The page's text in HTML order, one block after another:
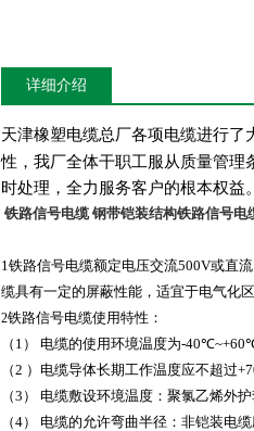
详细介绍
天津橡塑电缆总厂各项电缆进行
性，我厂全体干职工服从质量管理
时处理，全力服务客户的根本权益。
铁路信号电缆 钢带铠装结构铁路信号电
1铁路信号电缆额定电压交流500V或直流
缆具有一定的屏蔽性能，适宜于电气化
2铁路信号电缆使用特性：
（ 1 ） 电缆的使用环境温度为-40℃~+60
（2 ）电缆导体长期工作温度应不超过
（3 ） 电缆敷设环境温度：聚氯乙烯外
（4） 电缆的允许弯曲半径：非铠装电